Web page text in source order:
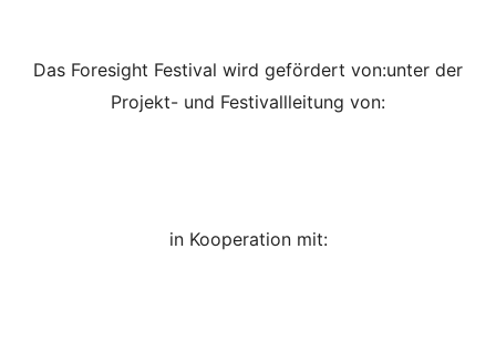
Das Foresight Festival wird gefördert von:unter der
Projekt- und Festivallleitung von:
in Kooperation mit: